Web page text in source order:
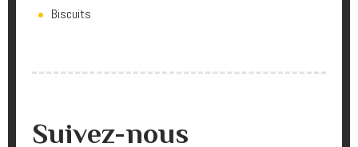
Biscuits
Suivez-nous